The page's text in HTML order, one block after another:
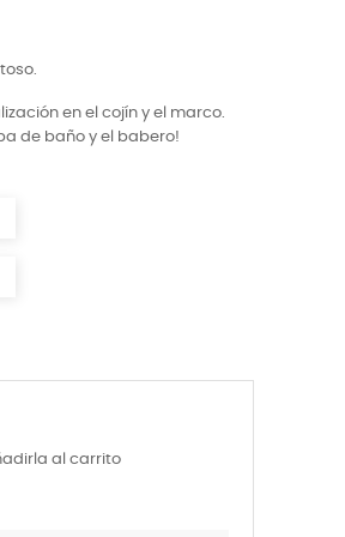
en el cojín y el marco.
de baño y el babero!
al carrito